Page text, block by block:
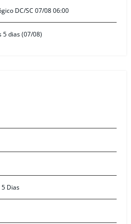
DC/SC 07/08 06:00
5 dias (07/08)
Dias